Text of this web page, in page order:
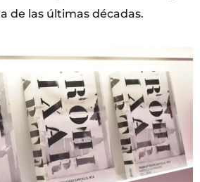
de las últimas décadas.